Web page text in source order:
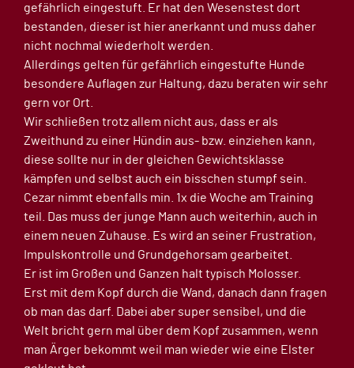
gefährlich eingestuft. Er hat den Wesenstest dort
bestanden, dieser ist hier anerkannt und muss daher
nicht nochmal wiederholt werden.
Allerdings gelten für gefährlich eingestufte Hunde
besondere Auflagen zur Haltung, dazu beraten wir sehr
gern vor Ort.
Wir schließen trotz allem nicht aus, dass er als
Zweithund zu einer Hündin aus- bzw. einziehen kann,
diese sollte nur in der gleichen Gewichtsklasse
kämpfen und selbst auch ein bisschen stumpf sein.
Cezar nimmt ebenfalls min. 1x die Woche am Training
teil. Das muss der junge Mann auch weiterhin, auch in
einem neuen Zuhause. Es wird an seiner Frustration,
Impulskontrolle und Grundgehorsam gearbeitet.
Er ist im Großen und Ganzen halt typisch Molosser.
Erst mit dem Kopf durch die Wand, danach dann fragen
ob man das darf. Dabei aber super sensibel, und die
Welt bricht gern mal über dem Kopf zusammen, wenn
man Ärger bekommt weil man wieder wie eine Elster